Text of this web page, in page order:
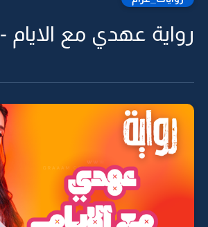
رواية عهدي مع الايام -40